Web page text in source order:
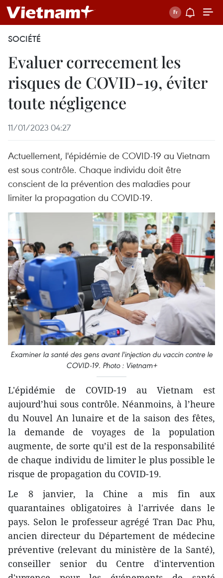
SOCIÉTÉ
Evaluer correcement les
risques de COVID-19, éviter
toute négligence
11/01/2023 04:27
Actuellement, l'épidémie de COVID-19 au Vietnam
est sous contrôle. Chaque individu doit être
conscient de la prévention des maladies pour
limiter la propagation du COVID-19.
Examiner la santé des gens avant l'injection du vaccin contre le
COVID-19. Photo : Vietnam+
L'épidémie de COVID-19 au Vietnam est
aujourd’hui sous contrôle. Néanmoins, à l’heure
du Nouvel An lunaire et de la saison des fêtes,
la demande de voyages de la population
augmente, de sorte qu’il est de la responsabilité
de chaque individu de limiter le plus possible le
risque de propagation du COVID-19.
Le 8 janvier, la Chine a mis fin aux
quarantaines obligatoires à l'arrivée dans le
pays. Selon le professeur agrégé Tran Dac Phu,
ancien directeur du Département de médecine
préventive (relevant du ministère de la Santé),
conseiller senior du Centre d'intervention